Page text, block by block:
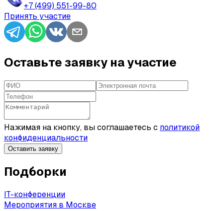
+7 (499) 551-99-80
Принять участие
Оставьте заявку на участие
Нажимая на кнопку, вы соглашаетесь с политикой
конфиденциальности
Оставить заявку
Подборки
IT-конференции
Мероприятия в Москве